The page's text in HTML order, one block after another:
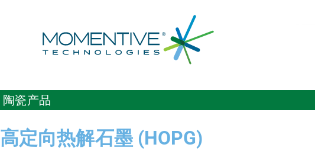
陶瓷产品
高定向热解石墨 (HOPG)